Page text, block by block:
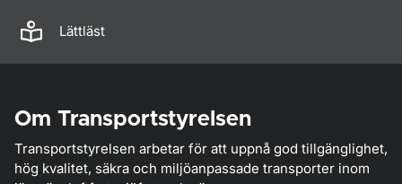
Lättläst
Om Transportstyrelsen
Transportstyrelsen arbetar för att uppnå god tillgänglighet,
hög kvalitet, säkra och miljöanpassade transporter inom